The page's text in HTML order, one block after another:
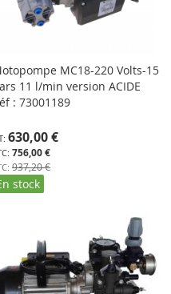
MC18-220 Volts-15
11 l/min version ACIDE
: 73001189
756,00 €
630,00 €
937,20 €
stock